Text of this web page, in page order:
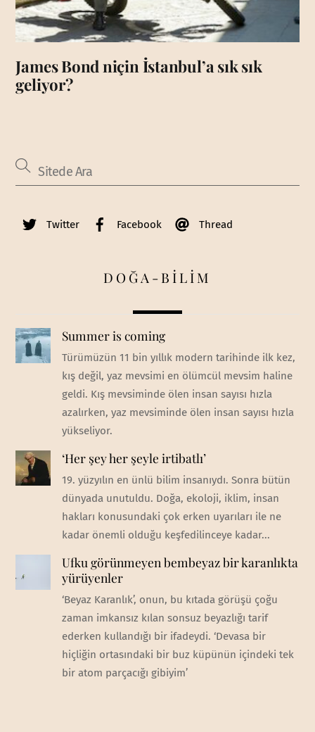
James Bond niçin İstanbul’a sık sık
geliyor?
Twitter Facebook Thread
DOĞA-BİLİM
Summer is coming
Türümüzün 11 bin yıllık modern tarihinde ilk kez,
kış değil, yaz mevsimi en ölümcül mevsim haline
geldi. Kış mevsiminde ölen insan sayısı hızla
azalırken, yaz mevsiminde ölen insan sayısı hızla
yükseliyor.
‘Her şey her şeyle irtibatlı’
19. yüzyılın en ünlü bilim insanıydı. Sonra bütün
dünyada unutuldu. Doğa, ekoloji, iklim, insan
hakları konusundaki çok erken uyarıları ile ne
kadar önemli olduğu keşfedilinceye kadar...
Ufku görünmeyen bembeyaz bir karanlıkta
yürüyenler
‘Beyaz Karanlık’, onun, bu kıtada görüşü çoğu
zaman imkansız kılan sonsuz beyazlığı tarif
ederken kullandığı bir ifadeydi. ‘Devasa bir
hiçliğin ortasındaki bir buz küpünün içindeki tek
bir atom parçacığı gibiyim’